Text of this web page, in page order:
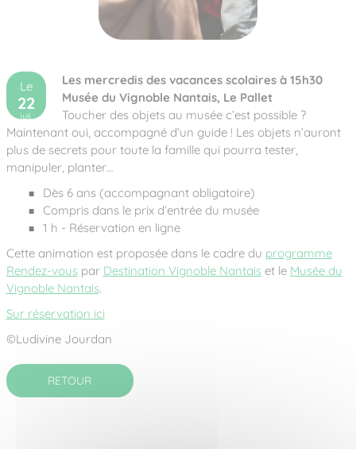
Le
22
juil.
2026
Les mercredis des vacances scolaires à 15h30
Musée du Vignoble Nantais, Le Pallet
Toucher des objets au musée c’est possible ?
Maintenant oui, accompagné d’un guide ! Les objets n’auront
plus de secrets pour toute la famille qui pourra tester,
manipuler, planter…
Dès 6 ans (accompagnant obligatoire)
Compris dans le prix d’entrée du musée
1 h - Réservation en ligne
Cette animation est proposée dans le cadre du programme
Rendez-vouspar Destination Vignoble Nantaiset le Musée du
Vignoble Nantais.
Sur réservation ici
©Ludivine Jourdan
RETOUR